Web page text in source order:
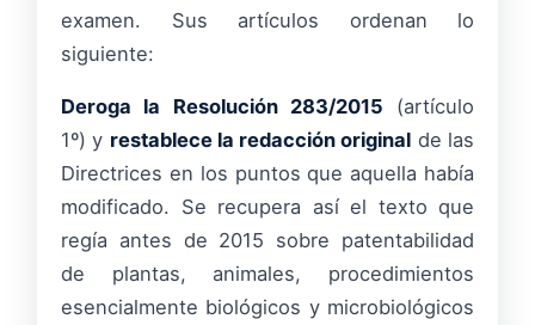
examen. Sus artículos ordenan lo
siguiente:
Deroga la Resolución 283/2015 (artículo
1º) y restablece la redacción original de las
Directrices en los puntos que aquella había
modificado. Se recupera así el texto que
regía antes de 2015 sobre patentabilidad
de plantas, animales, procedimientos
esencialmente biológicos y microbiológicos